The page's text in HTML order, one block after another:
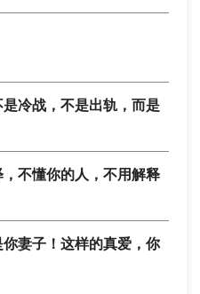
冷战，不是出轨，而是
不懂你的人，不用解释
妻子！这样的真爱，你